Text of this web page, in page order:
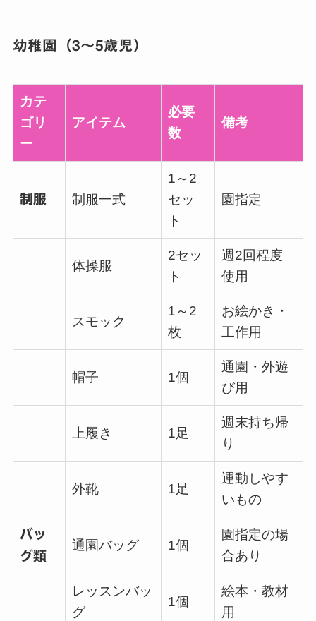
幼稚園（3～5歳児）
カテ
ゴリ
ー
アイテム
必要
数
備考
制服 制服一式
1～2
セッ
ト
園指定
体操服
2セッ
ト
週2回程度
使用
スモック
1～2
枚
お絵かき・
工作用
帽子 1個
通園・外遊
び用
上履き 1足
週末持ち帰
り
外靴 1足
運動しやす
いもの
バッ
グ類
通園バッグ 1個
園指定の場
合あり
レッスンバッ
グ
1個
絵本・教材
用